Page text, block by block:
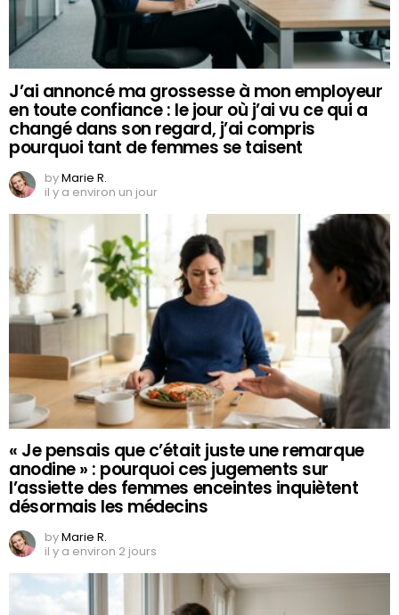
J’ai annoncé ma grossesse à mon employeur
en toute confiance : le jour où j’ai vu ce qui a
changé dans son regard, j’ai compris
pourquoi tant de femmes se taisent
byMarie R.
il y a environ un jour
« Je pensais que c’était juste une remarque
anodine » : pourquoi ces jugements sur
l’assiette des femmes enceintes inquiètent
désormais les médecins
byMarie R.
il y a environ 2 jours